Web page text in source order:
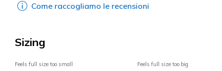
Come raccogliamo le recensioni
Sizing
Feels full size too small Feels full size too big